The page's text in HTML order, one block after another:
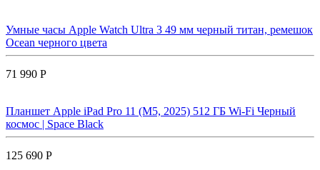
Умные часы Apple Watch Ultra 3 49 мм черный титан, ремешок
Ocean черного цвета
71 990 Р
Планшет Apple iPad Pro 11 (M5, 2025) 512 ГБ Wi-Fi Черный
космос | Space Black
125 690 Р